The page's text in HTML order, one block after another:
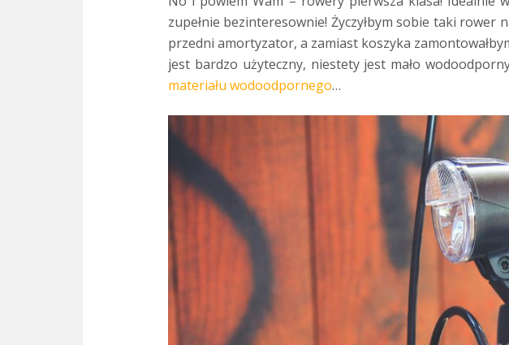
zupełnie bezinteresownie! Życzyłbym sobie taki rower
przedni amortyzator, a zamiast koszyka
jest bardzo użyteczny, niestety jest mało
materiału wodoodpornego…